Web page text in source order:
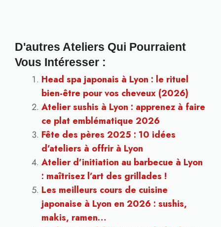
D'autres Ateliers Qui Pourraient
Vous Intéresser :
Head spa japonais à Lyon : le rituel
bien-être pour vos cheveux (2026)
Atelier sushis à Lyon : apprenez à faire
ce plat emblématique 2026
Fête des pères 2025 : 10 idées
d’ateliers à offrir à Lyon
Atelier d’initiation au barbecue à Lyon
: maîtrisez l’art des grillades !
Les meilleurs cours de cuisine
japonaise à Lyon en 2026 : sushis,
makis, ramen…